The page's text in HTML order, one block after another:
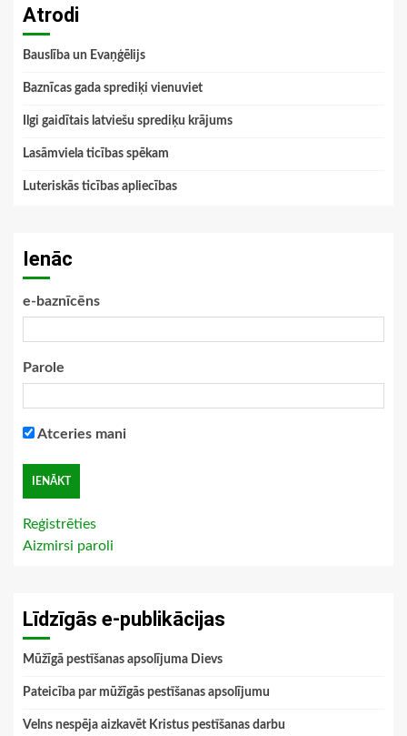
Atrodi
Bauslība un Evaņģēlijs
Baznīcas gada sprediķi vienuviet
Ilgi gaidītais latviešu sprediķu krājums
Lasāmviela ticības spēkam
Luteriskās ticības apliecības
Ienāc
e-baznīcēns
Parole
Atceries mani
Reģistrēties
Aizmirsi paroli
Līdzīgās e-publikācijas
Mūžīgā pestīšanas apsolījuma Dievs
Pateicība par mūžīgās pestīšanas apsolījumu
Velns nespēja aizkavēt Kristus pestīšanas darbu